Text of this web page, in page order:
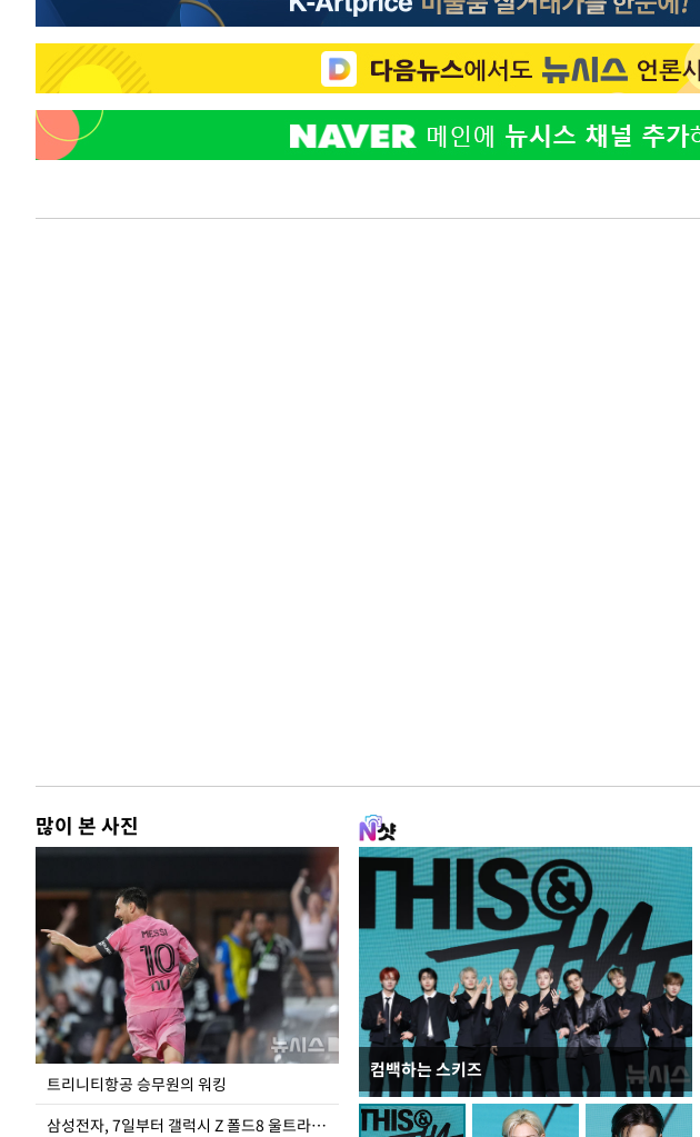
많이 본 사진
트리니티항공 승무원의 워킹
삼성전자, 7일부터 갤럭시 Z 폴드8 울트라·폴드8·플립8 출시
컴백하는 스키즈
입추 하루 앞둔 전남광주… 열화상 카메라에 담긴
폭염